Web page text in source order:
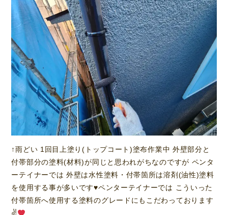
↑雨どい 1回目上塗り(トップコート)塗布作業中 外壁部分と
付帯部分の塗料(材料)が同じと思われがちなのですが ペンタ
ーテイナーでは 外壁は水性塗料・付帯箇所は溶剤(油性)塗料
を使用する事が多いです♥️ペンターテイナーでは こういった
付帯箇所へ使用する塗料のグレードにもこだわっております
✌